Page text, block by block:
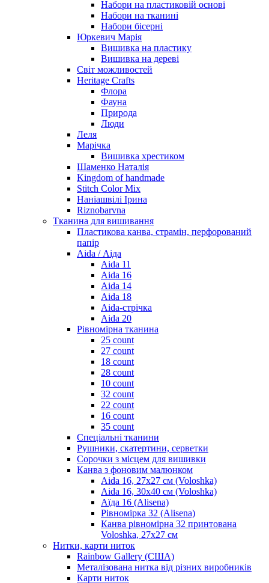
Набори на пластиковій основі
Набори на тканині
Набори бісерні
Юркевич Марія
Вишивка на пластику
Вишивка на дереві
Світ можливостей
Heritage Crafts
Флора
Фауна
Природа
Люди
Леля
Марічка
Вишивка хрестиком
Шаменко Наталія
Kingdom of handmade
Stitch Color Mix
Наніашвілі Ірина
Riznobarvna
Тканина для вишивання
Пластикова канва, страмін, перфорований
папір
Aida / Аіда
Aida 11
Aida 16
Aida 14
Aida 18
Aida-стрічка
Aida 20
Рівномірна тканина
25 count
27 count
18 count
28 count
10 count
32 count
22 count
16 count
35 count
Спеціальні тканини
Рушники, скатертини, серветки
Сорочки з місцем для вишивки
Канва з фоновим малюнком
Aida 16, 27х27 см (Voloshka)
Aida 16, 30х40 см (Voloshka)
Аїда 16 (Alisena)
Рівномірка 32 (Alisena)
Канва рівномірна 32 принтована
Voloshka, 27х27 см
Нитки, карти ниток
Rainbow Gallery (США)
Металізована нитка від різних виробників
Карти ниток